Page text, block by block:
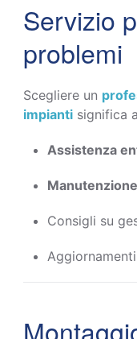
Servizio
problemi
Scegliere un
impianti significa
Assistenza
Consigli su